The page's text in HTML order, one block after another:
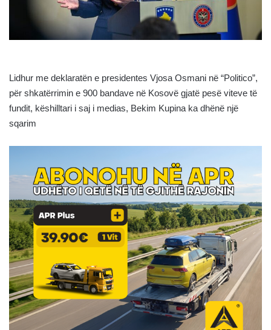
Lidhur me deklaratën e presidentes Vjosa Osmani në “Politico”,
për shkatërrimin e 900 bandave në Kosovë gjatë pesë viteve të
fundit, këshilltari i saj i medias, Bekim Kupina ka dhënë një
sqarim